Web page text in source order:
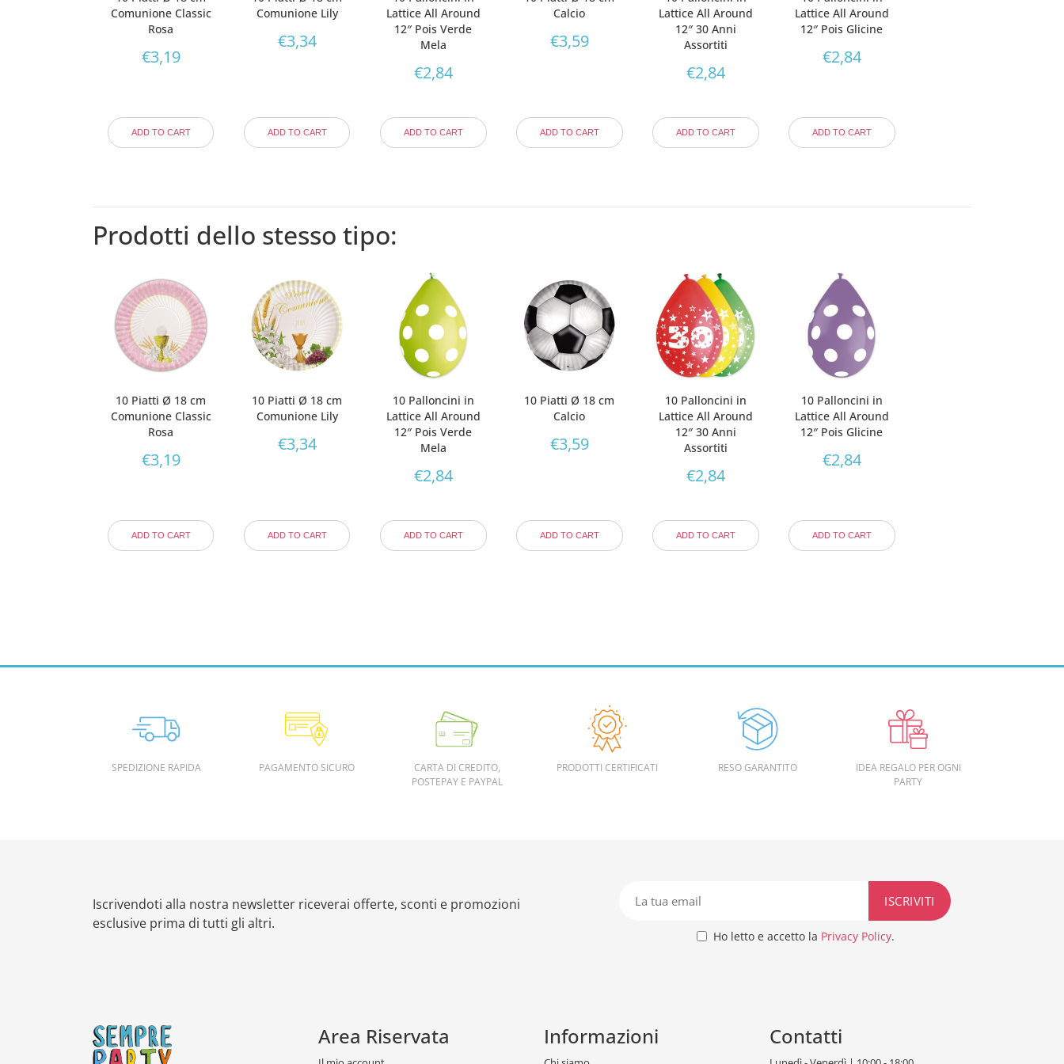
Comunione Classic
Rosa
€3,19
ADD TO CART
Comunione Lily
€3,34
ADD TO CART
Lattice All Around
12″ Pois Verde
Mela
€2,84
ADD TO CART
Calcio
€3,59
ADD TO CART
Lattice All Around
12″ 30 Anni
Assortiti
€2,84
ADD TO CART
Lattice All Around
12″ Pois Glicine
€2,84
ADD TO CART
Prodotti dello stesso tipo:
10 Piatti Ø 18 cm
Comunione Classic
Rosa
€3,19
ADD TO CART
10 Piatti Ø 18 cm
Comunione Lily
€3,34
ADD TO CART
10 Palloncini in
Lattice All Around
12″ Pois Verde
Mela
€2,84
ADD TO CART
10 Piatti Ø 18 cm
Calcio
€3,59
ADD TO CART
10 Palloncini in
Lattice All Around
12″ 30 Anni
Assortiti
€2,84
ADD TO CART
10 Palloncini in
Lattice All Around
12″ Pois Glicine
€2,84
ADD TO CART
SPEDIZIONE RAPIDA PAGAMENTO SICURO
CARTA DI CREDITO,
POSTEPAY E PAYPAL
PRODOTTI CERTIFICATI RESO GARANTITO
IDEA REGALO PER OGNI
PARTY
Iscrivendoti alla nostra newsletter riceverai offerte, sconti e promozioni
esclusive prima di tutti gli altri.
Ho letto e accetto la Privacy Policy.
Area Riservata Informazioni Contatti